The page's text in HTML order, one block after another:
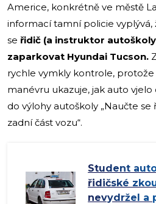
Americe, konkrétně ve městě
informací tamní policie vyplývá,
se řidič (a instruktor
zaparkovat Hyundai Tucson.
rychle vymkly kontrole,
manévru ukazuje, jak auto
do výlohy autoškoly „Naučte se
zadní část vozu“.
Student
řidičské
nevydržel a